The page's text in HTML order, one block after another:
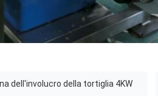
dell'involucro della tortiglia 4KW